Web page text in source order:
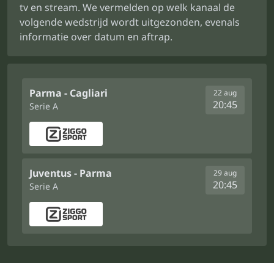
tv en stream. We vermelden op welk kanaal de
volgende wedstrijd wordt uitgezonden, evenals
informatie over datum en aftrap.
Parma - Cagliari
Serie A
22 aug
20:45
Juventus - Parma
Serie A
29 aug
20:45